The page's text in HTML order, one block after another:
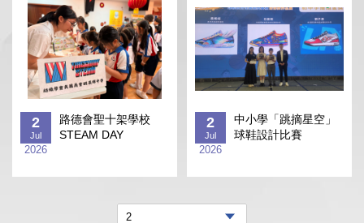
2
Jul
2026
路德會聖十架學校
STEAM DAY
2
Jul
2026
中小學「跳摘星空」
球鞋設計比賽